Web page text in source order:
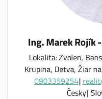
Ing. Marek Rojík
Lokalita: Zvolen,
Krupina, Detva, Žiar
0903359254
Česky